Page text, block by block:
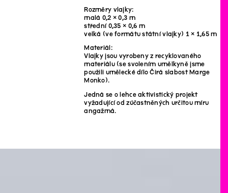
Rozměry vlajky:
malá 0,2 × 0,3 m
střední 0,35 × 0,6 m
velká (ve formátu státní vlajky) 1 × 1,65 m
Materiál:
Vlajky jsou vyrobeny z recyklovaného
materiálu (se svolením umělkyně jsme
použili umělecké dílo Čirá slabost Marge
Monko).
Jedná se o lehce aktivistický projekt
vyžadující od zúčastněných určitou míru
angažmá.